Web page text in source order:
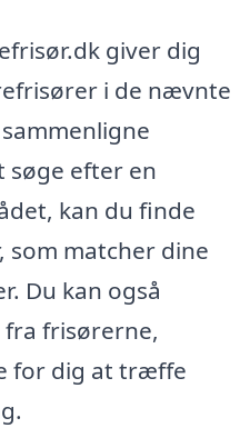
giver dig
i de nævnte
søge efter en
kan du finde
som matcher dine
Du kan også
frisørerne,
for dig at træffe